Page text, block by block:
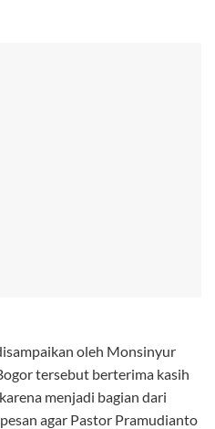
oleh Monsinyur
tersebut berterima kasih
menjadi bagian dari
agar Pastor Pramudianto